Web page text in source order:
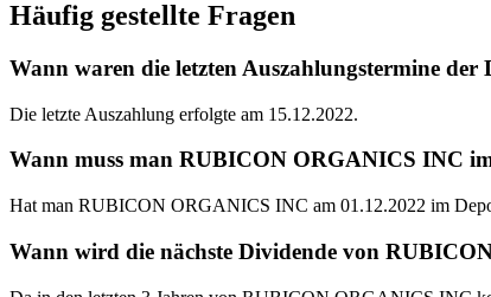
Häufig gestellte Fragen
Wann waren die letzten Auszahlungstermine
Die letzte Auszahlung erfolgte am 15.12.2022.
Wann muss man RUBICON ORGANICS INC
Hat man RUBICON ORGANICS INC am 01.12.2022 im
Wann wird die nächste Dividende von